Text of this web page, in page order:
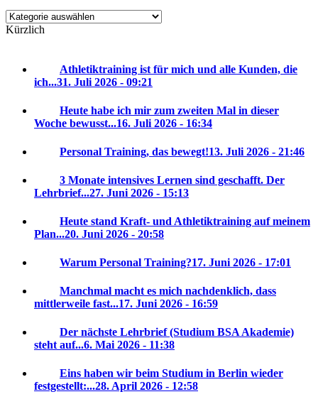
Kategorien
Kürzlich
Athletiktraining ist für mich und alle Kunden, die
ich...31. Juli 2026 - 09:21
Heute habe ich mir zum zweiten Mal in dieser
Woche bewusst...16. Juli 2026 - 16:34
Personal Training, das bewegt!13. Juli 2026 - 21:46
3 Monate intensives Lernen sind geschafft. Der
Lehrbrief...27. Juni 2026 - 15:13
Heute stand Kraft- und Athletiktraining auf meinem
Plan...20. Juni 2026 - 20:58
Warum Personal Training?17. Juni 2026 - 17:01
Manchmal macht es mich nachdenklich, dass
mittlerweile fast...17. Juni 2026 - 16:59
Der nächste Lehrbrief (Studium BSA Akademie)
steht auf...6. Mai 2026 - 11:38
Eins haben wir beim Studium in Berlin wieder
festgestellt:...28. April 2026 - 12:58